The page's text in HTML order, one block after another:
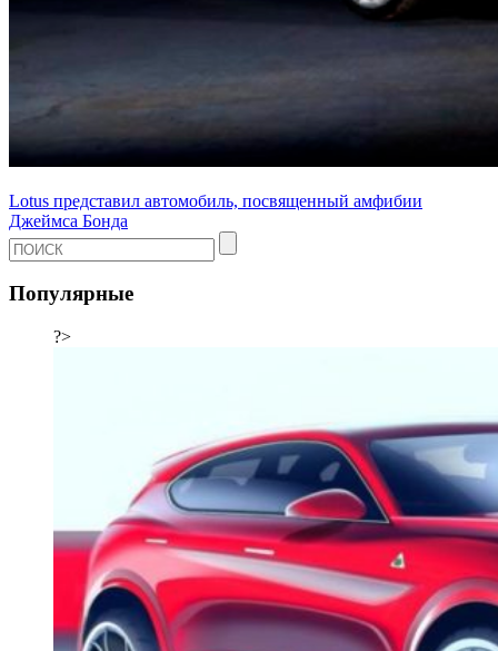
Lotus представил автомобиль, посвященный амфибии
Джеймса Бонда
Популярные
?>